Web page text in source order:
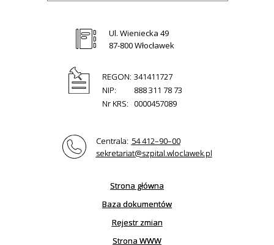
Ul. Wieniecka 49
87-800 Włocławek
REGON: 341411727
NIP:
888 311 78 73
Nr KRS:
0000457089
Centrala: 54 412–90–00
sekretariat@szpital.wloclawek.pl
Strona główna
Baza dokumentów
Rejestr zmian
Strona WWW